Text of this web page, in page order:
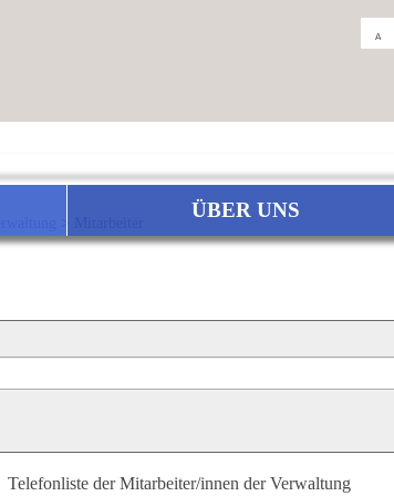
A
ÜBER UNS
Telefonliste der Mitarbeiter/innen der Verwaltung